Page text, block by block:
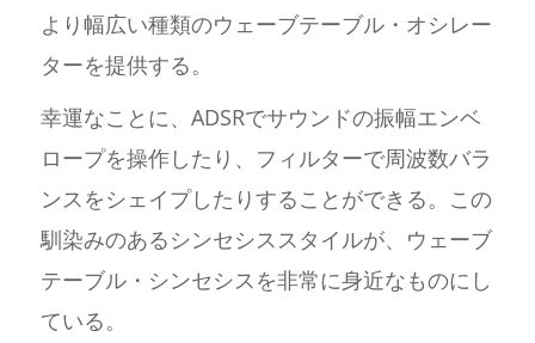
より幅広い種類のウェーブテーブル・オシレー
ターを提供する。
幸運なことに、ADSRでサウンドの振幅エンベ
ロープを操作したり、フィルターで周波数バラ
ンスをシェイプしたりすることができる。この
馴染みのあるシンセシススタイルが、ウェーブ
テーブル・シンセシスを非常に身近なものにし
ている。